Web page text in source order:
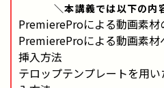
＼本講義では以下の内
PremiereProによる動画素材
PremiereProによる動画素材
挿入方法
テロップテンプレートを用